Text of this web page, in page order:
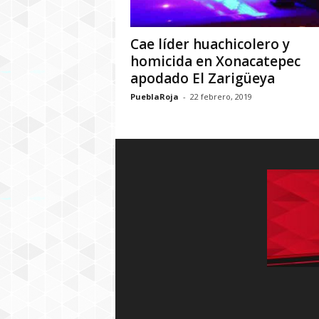
Cae líder huachicolero y
homicida en Xonacatepec
apodado El Zarigüeya
PueblaRoja - 22 febrero, 2019